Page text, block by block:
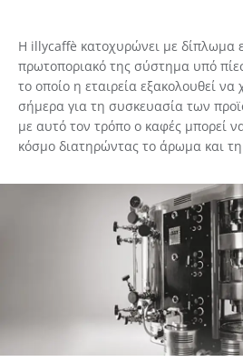
Η illycaffè κατοχυρώνει με δίπλωμα
πρωτοποριακό της σύστημα υπό
το οποίο η εταιρεία εξακολουθεί να
σήμερα για τη συσκευασία των
με αυτό τον τρόπο ο καφές μπορεί
κόσμο διατηρώντας το άρωμα και